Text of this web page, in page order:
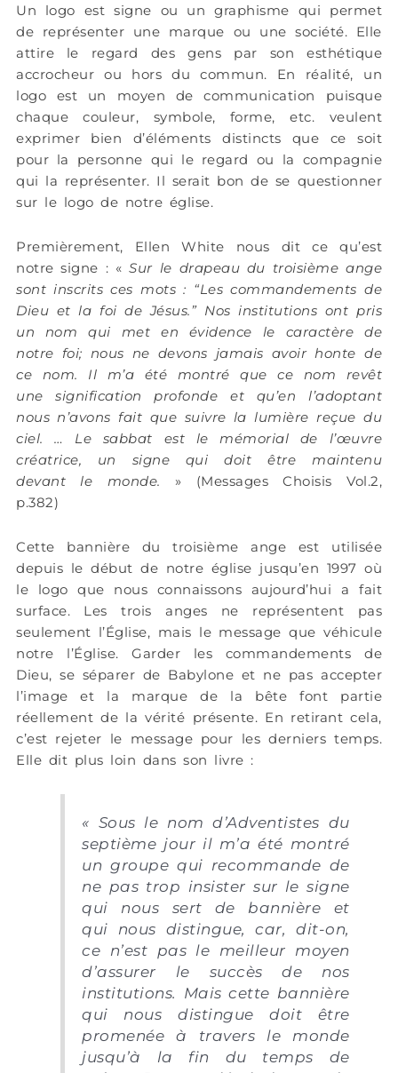
Un logo est signe ou un graphisme qui permet
de représenter une marque ou une société. Elle
attire le regard des gens par son esthétique
accrocheur ou hors du commun. En réalité, un
logo est un moyen de communication puisque
chaque couleur, symbole, forme, etc. veulent
exprimer bien d’éléments distincts que ce soit
pour la personne qui le regard ou la compagnie
qui la représenter. Il serait bon de se questionner
sur le logo de notre église.
Premièrement, Ellen White nous dit ce qu’est
notre signe : «Sur le drapeau du troisième ange
sont inscrits ces mots : “Les commandements de
Dieu et la foi de Jésus.” Nos institutions ont pris
un nom qui met en évidence le caractère de
notre foi; nous ne devons jamais avoir honte de
ce nom. Il m’a été montré que ce nom revêt
une signification profonde et qu’en l’adoptant
nous n’avons fait que suivre la lumière reçue du
ciel. … Le sabbat est le mémorial de l’œuvre
créatrice, un signe qui doit être maintenu
devant le monde. » (Messages Choisis Vol.2,
p.382)
Cette bannière du troisième ange est utilisée
depuis le début de notre église jusqu’en 1997 où
le logo que nous connaissons aujourd’hui a fait
surface. Les trois anges ne représentent pas
seulement l’Église, mais le message que véhicule
notre l’Église. Garder les commandements de
Dieu, se séparer de Babylone et ne pas accepter
l’image et la marque de la bête font partie
réellement de la vérité présente. En retirant cela,
c’est rejeter le message pour les derniers temps.
Elle dit plus loin dans son livre :
« Sous le nom d’Adventistes du
septième jour il m’a été montré
un groupe qui recommande de
ne pas trop insister sur le signe
qui nous sert de bannière et
qui nous distingue, car, dit-on,
ce n’est pas le meilleur moyen
d’assurer le succès de nos
institutions. Mais cette bannière
qui nous distingue doit être
promenée à travers le monde
jusqu’à la fin du temps de